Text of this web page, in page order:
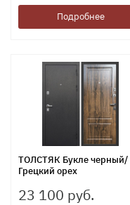
Подробнее
ТОЛСТЯК Букле черный/
Грецкий орех
23 100 руб.